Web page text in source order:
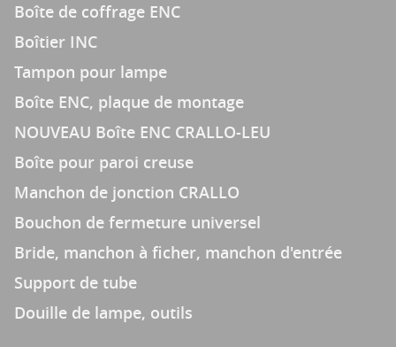
Boîte de coffrage ENC
Boîtier INC
Tampon pour lampe
Boîte ENC, plaque de montage
NOUVEAU Boîte ENC CRALLO-LEU
Boîte pour paroi creuse
Manchon de jonction CRALLO
Bouchon de fermeture universel
Bride, manchon à ficher, manchon d'entrée
Support de tube
Douille de lampe, outils